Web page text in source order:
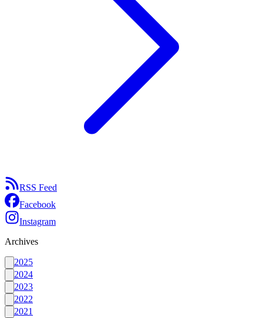
RSS Feed
Facebook
Instagram
Archives
2025
2024
2023
2022
2021